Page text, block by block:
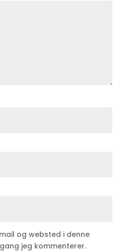
og websted i denne
jeg kommenterer.